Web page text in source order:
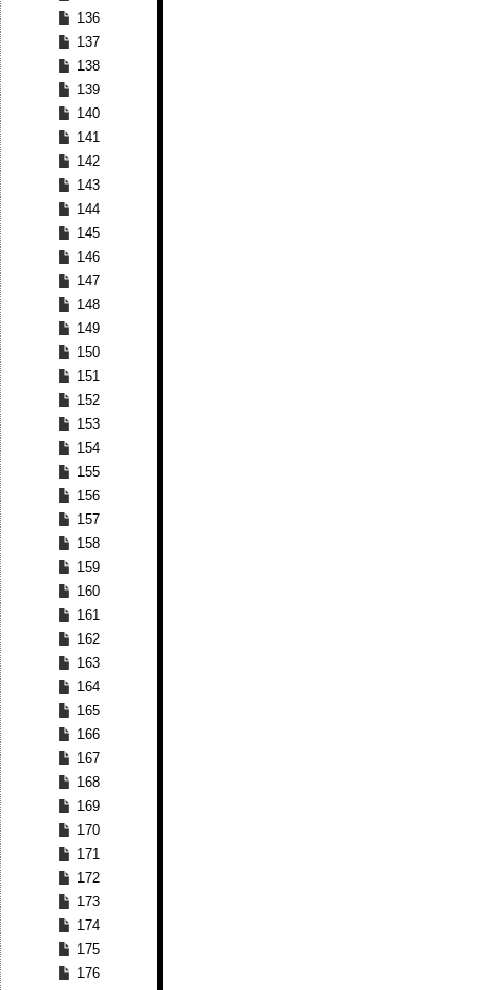
136
137
138
139
140
141
142
143
144
145
146
147
148
149
150
151
152
153
154
155
156
157
158
159
160
161
162
163
164
165
166
167
168
169
170
171
172
173
174
175
176